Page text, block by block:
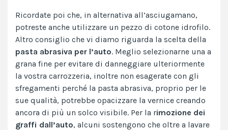
Ricordate poi che, in alternativa all’asciugamano,
potreste anche utilizzare un pezzo di cotone idrofilo.
Altro consiglio che vi diamo riguarda la scelta della
pasta abrasiva per l’auto. Meglio selezionarne una a
grana fine per evitare di danneggiare ulteriormente
la vostra carrozzeria, inoltre non esagerate con gli
sfregamenti perché la pasta abrasiva, proprio per le
sue qualità, potrebbe opacizzare la vernice creando
ancora di più un solco visibile. Per la rimozione dei
graffi dall’auto, alcuni sostengono che oltre a lavare